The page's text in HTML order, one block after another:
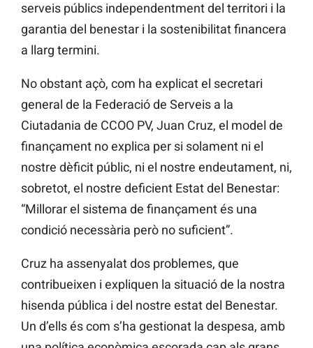
serveis públics independentment del territori i la
garantia del benestar i la sostenibilitat financera
a llarg termini.
No obstant açò, com ha explicat el secretari
general de la Federació de Serveis a la
Ciutadania de CCOO PV, Juan Cruz, el model de
finançament no explica per si solament ni el
nostre dèficit públic, ni el nostre endeutament, ni,
sobretot, el nostre deficient Estat del Benestar:
“Millorar el sistema de finançament és una
condició necessària però no suficient”.
Cruz ha assenyalat dos problemes, que
contribueixen i expliquen la situació de la nostra
hisenda pública i del nostre estat del Benestar.
Un d’ells és com s’ha gestionat la despesa, amb